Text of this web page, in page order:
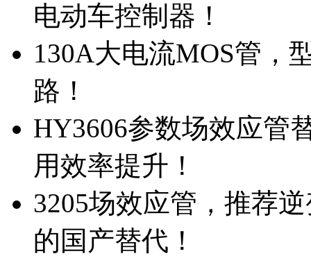
电动车控制器！
130A大电流MOS管，
路！
HY3606参数场效应管
用效率提升！
3205场效应管，推荐
的国产替代！